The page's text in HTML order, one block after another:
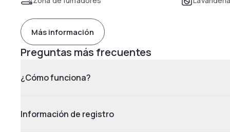
Más información
Preguntas más frecuentes
¿Cómo funciona?
Información de registro